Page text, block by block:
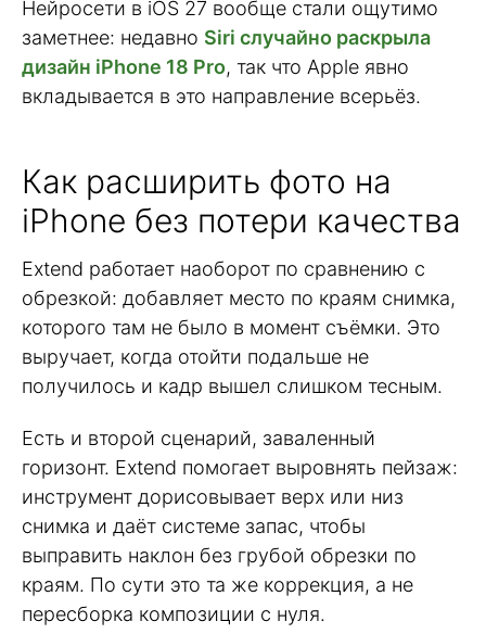
Нейросети в iOS 27 вообще стали ощутимо
заметнее: недавно Siri случайно раскрыла
дизайн iPhone 18 Pro, так что Apple явно
вкладывается в это направление всерьёз.
Как расширить фото на
iPhone без потери качества
Extend работает наоборот по сравнению с
обрезкой: добавляет место по краям снимка,
которого там не было в момент съёмки. Это
выручает, когда отойти подальше не
получилось и кадр вышел слишком тесным.
Есть и второй сценарий, заваленный
горизонт. Extend помогает выровнять пейзаж:
инструмент дорисовывает верх или низ
снимка и даёт системе запас, чтобы
выправить наклон без грубой обрезки по
краям. По сути это та же коррекция, а не
пересборка композиции с нуля.